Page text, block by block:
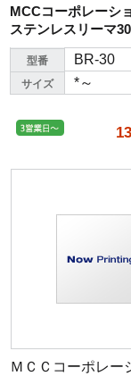
MCCコーポレーシ
ステンレスリーマ30
型番 BR-30
サイズ *～
ＭＣＣコーポレー